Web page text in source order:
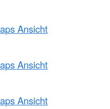
Ansicht
Ansicht
Ansicht